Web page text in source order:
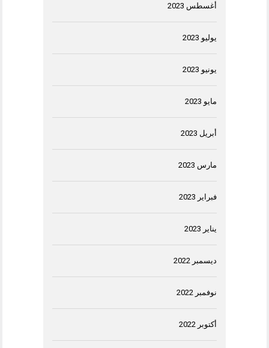
أغسطس 2023
يوليو 2023
يونيو 2023
مايو 2023
أبريل 2023
مارس 2023
فبراير 2023
يناير 2023
ديسمبر 2022
نوفمبر 2022
أكتوبر 2022